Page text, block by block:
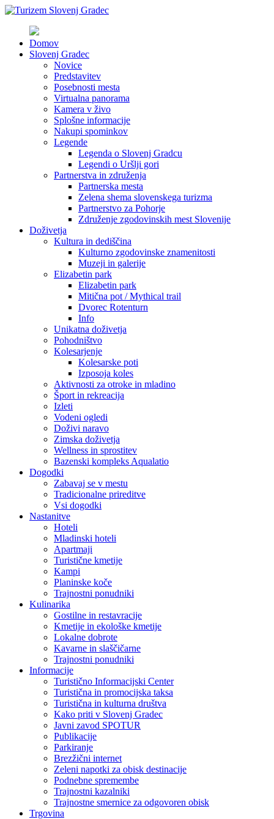
Domov
Slovenj Gradec
Novice
Predstavitev
Posebnosti mesta
Virtualna panorama
Kamera v živo
Splošne informacije
Nakupi spominkov
Legende
Legenda o Slovenj Gradcu
Legendi o Uršlji gori
Partnerstva in združenja
Partnerska mesta
Zelena shema slovenskega turizma
Partnerstvo za Pohorje
Združenje zgodovinskih mest Slovenije
Doživetja
Kultura in dediščina
Kulturno zgodovinske znamenitosti
Muzeji in galerije
Elizabetin park
Elizabetin park
Mitična pot / Mythical trail
Dvorec Rotenturn
Info
Unikatna doživetja
Pohodništvo
Kolesarjenje
Kolesarske poti
Izposoja koles
Aktivnosti za otroke in mladino
Šport in rekreacija
Izleti
Vodeni ogledi
Doživi naravo
Zimska doživetja
Wellness in sprostitev
Bazenski kompleks Aqualatio
Dogodki
Zabavaj se v mestu
Tradicionalne prireditve
Vsi dogodki
Nastanitve
Hoteli
Mladinski hoteli
Apartmaji
Turistične kmetije
Kampi
Planinske koče
Trajnostni ponudniki
Kulinarika
Gostilne in restavracije
Kmetije in ekološke kmetije
Lokalne dobrote
Kavarne in slaščičarne
Trajnostni ponudniki
Informacije
Turistično Informacijski Center
Turistična in promocijska taksa
Turistična in kulturna društva
Kako priti v Slovenj Gradec
Javni zavod SPOTUR
Publikacije
Parkiranje
Brezžični internet
Zeleni napotki za obisk destinacije
Podnebne spremembe
Trajnostni kazalniki
Trajnostne smernice za odgovoren obisk
Trgovina